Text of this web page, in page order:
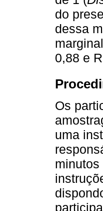
do
dessa
0,88 e
Os
uma